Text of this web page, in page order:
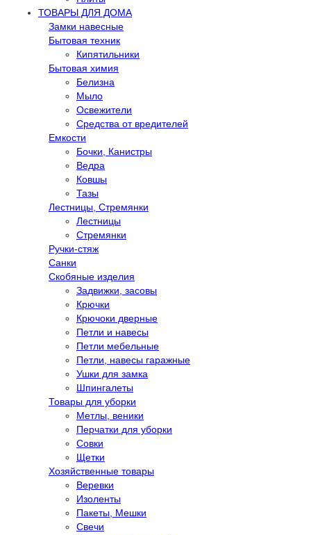
ТОВАРЫ ДЛЯ ДОМА
Замки навесные
Бытовая техник
Кипятильники
Бытовая химия
Белизна
Мыло
Освежители
Средства от вредителей
Емкости
Бочки, Канистры
Ведра
Ковшы
Тазы
Лестницы, Стремянки
Лестницы
Стремянки
Ручки-стяж
Санки
Скобяные изделия
Задвижки, засовы
Крючки
Крючоки дверные
Петли и навесы
Петли мебельные
Петли, навесы гаражные
Ушки для замка
Шпингалеты
Товары для уборки
Метлы, веники
Перчатки для уборки
Совки
Щетки
Хозяйственные товары
Веревки
Изоленты
Пакеты, Мешки
Свечи